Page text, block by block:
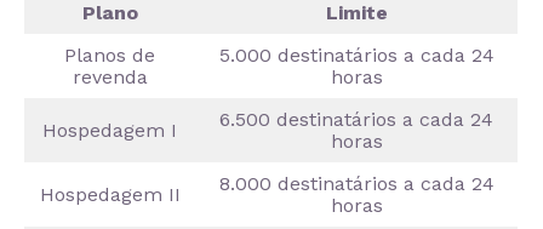
Plano
Limite
Planos de
revenda
5.000 destinatários a cada 24
horas
Hospedagem I
6.500 destinatários a cada 24
horas
Hospedagem II
8.000 destinatários a cada 24
horas